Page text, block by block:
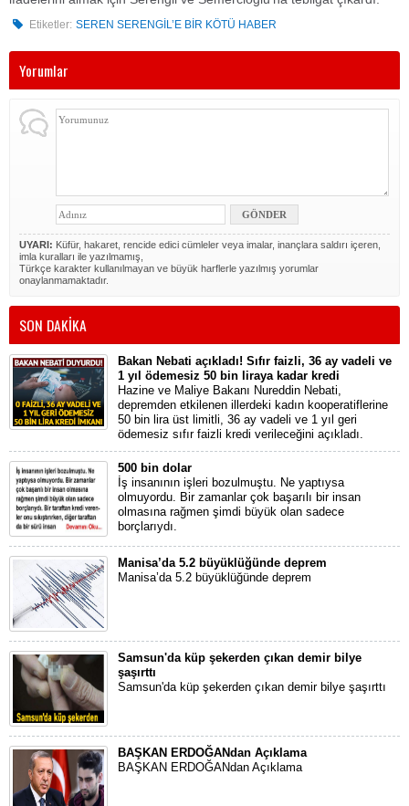
Etiketler: SEREN SERENGİL’E BİR KÖTÜ HABER
Yorumlar
UYARI: Küfür, hakaret, rencide edici cümleler veya imalar, inançlara saldırı içeren,
imla kuralları ile yazılmamış,
Türkçe karakter kullanılmayan ve büyük harflerle yazılmış yorumlar
onaylanmamaktadır.
SON DAKİKA
Bakan Nebati açıkladı! Sıfır faizli, 36 ay vadeli ve
1 yıl ödemesiz 50 bin liraya kadar kredi
Hazine ve Maliye Bakanı Nureddin Nebati,
depremden etkilenen illerdeki kadın kooperatiflerine
50 bin lira üst limitli, 36 ay vadeli ve 1 yıl geri
ödemesiz sıfır faizli kredi verileceğini açıkladı.
500 bin dolar
İş insanının işleri bozulmuştu. Ne yaptıysa
olmuyordu. Bir zamanlar çok başarılı bir insan
olmasına rağmen şimdi büyük olan sadece
borçlarıydı.
Manisa’da 5.2 büyüklüğünde deprem
Manisa’da 5.2 büyüklüğünde deprem
Samsun'da küp şekerden çıkan demir bilye
şaşırttı
Samsun'da küp şekerden çıkan demir bilye şaşırttı
BAŞKAN ERDOĞANdan Açıklama
BAŞKAN ERDOĞANdan Açıklama